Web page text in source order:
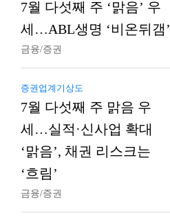
7월 다섯째 주 ‘맑음’ 우
세…ABL생명 ‘비온뒤갬’
금융/증권
증권업계기상도
7월 다섯째 주 맑음 우
세…실적·신사업 확대
‘맑음’, 채권 리스크는
‘흐림’
금융/증권